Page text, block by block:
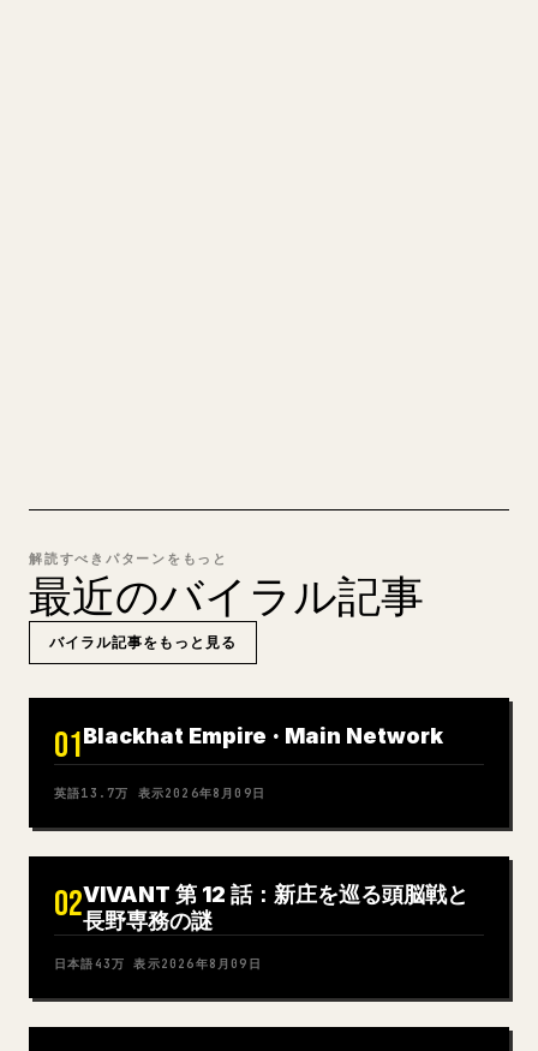
解読すべきパターンをもっと
最近のバイラル記事
バイラル記事をもっと見る
01Blackhat Empire · Main Network
英語13.7万 表示2026年8月09日
02VIVANT 第 12 話：新庄を巡る頭脳戦と
長野専務の謎
日本語43万 表示2026年8月09日